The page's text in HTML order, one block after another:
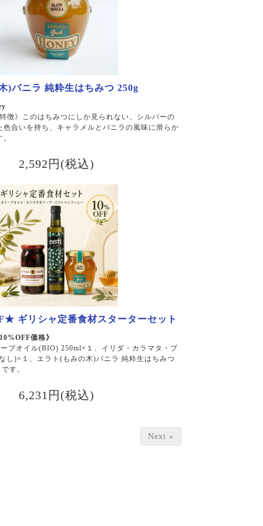
)バニラ 純粋生はちみつ 250g
特徴》このはちみつにしか見られない、シルバーの
色合いを持ち、キャラメルとバニラの風味に滑らか
2,592円(税込)
ギリシャ定番食材スターターセット
価格》
ブオイル(BIO) 250ml×１、イリダ・カラマタ・ブ
し)×１、エラト(もみの木)バニラ 純粋生はちみつ
す。
6,231円(税込)
Next »